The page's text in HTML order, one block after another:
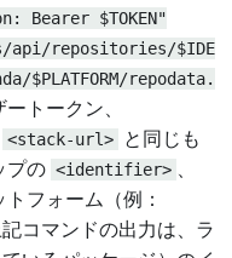
Bearer $TOKEN"
api/repositories/$IDE
$PLATFORM/repodata.
トークン、
<stack-url>
と同じも
プの <identifier>
フォーム（例：
コマンドの出力は、ラ